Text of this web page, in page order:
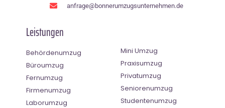
anfrage@bonnerumzugsunternehmen.de
Leistungen
Behördenumzug
Büroumzug
Fernumzug
Firmenumzug
Laborumzug
Mini Umzug
Praxisumzug
Privatumzug
Seniorenumzug
Studentenumzug